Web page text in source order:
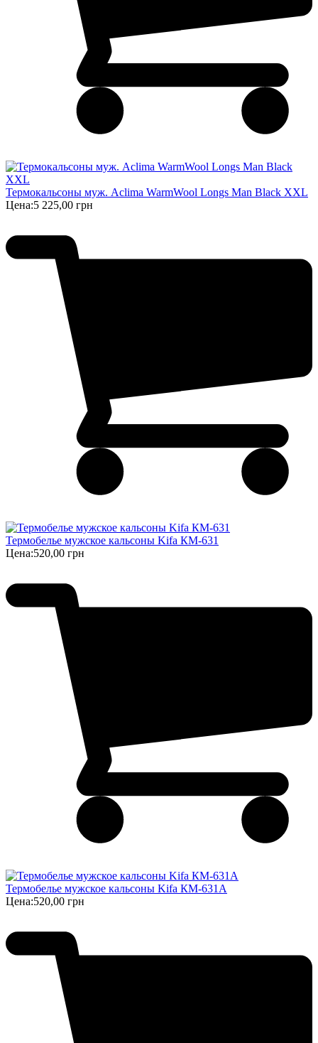
Термокальсоны муж. Aclima WarmWool Longs Man Black XXL
Цена:5 225,00 грн
Термобелье мужское кальсоны Kifa КМ-631
Цена:520,00 грн
Термобелье мужское кальсоны Kifa КМ-631А
Цена:520,00 грн